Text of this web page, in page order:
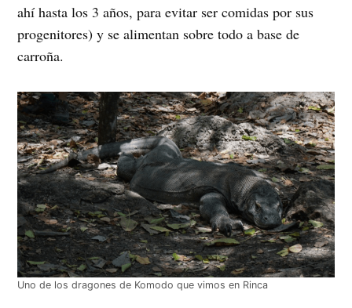
ahí hasta los 3 años, para evitar ser comidas por sus
progenitores) y se alimentan sobre todo a base de
carroña.
Uno de los dragones de Komodo que vimos en Rinca